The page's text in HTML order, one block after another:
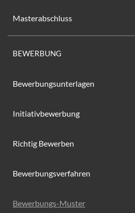
Masterabschluss
BEWERBUNG
Bewerbungsunterlagen
Initiativbewerbung
Richtig Bewerben
Bewerbungsverfahren
Bewerbungs-Muster